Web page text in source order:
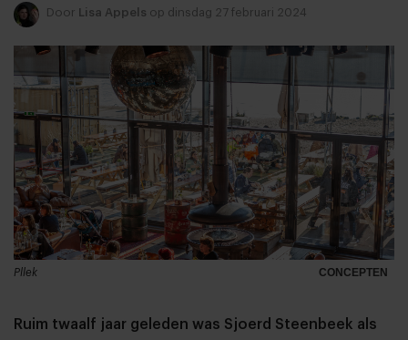
Door Lisa Appels op dinsdag 27 februari 2024
CONCEPTEN
Pllek
Ruim twaalf jaar geleden was Sjoerd Steenbeek als